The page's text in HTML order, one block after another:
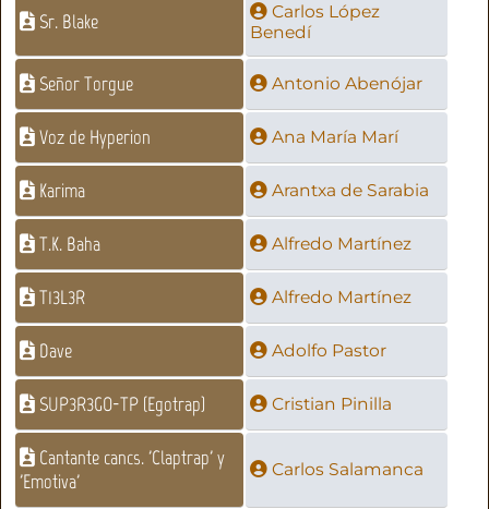
Sr. Blake
Carlos López
Benedí
Señor Torgue Antonio Abenójar
Voz de Hyperion Ana María Marí
Karima Arantxa de Sarabia
T.K. Baha Alfredo Martínez
T13L3R Alfredo Martínez
Dave Adolfo Pastor
SUP3R3GO-TP (Egotrap) Cristian Pinilla
Cantante cancs. 'Claptrap' y
'Emotiva'
Carlos Salamanca